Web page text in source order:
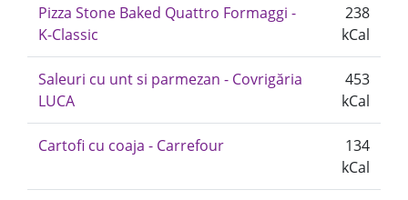
Pizza Stone Baked Quattro Formaggi -
K-Classic
238
kCal
Saleuri cu unt si parmezan - Covrigăria
LUCA
453
kCal
Cartofi cu coaja - Carrefour
134
kCal